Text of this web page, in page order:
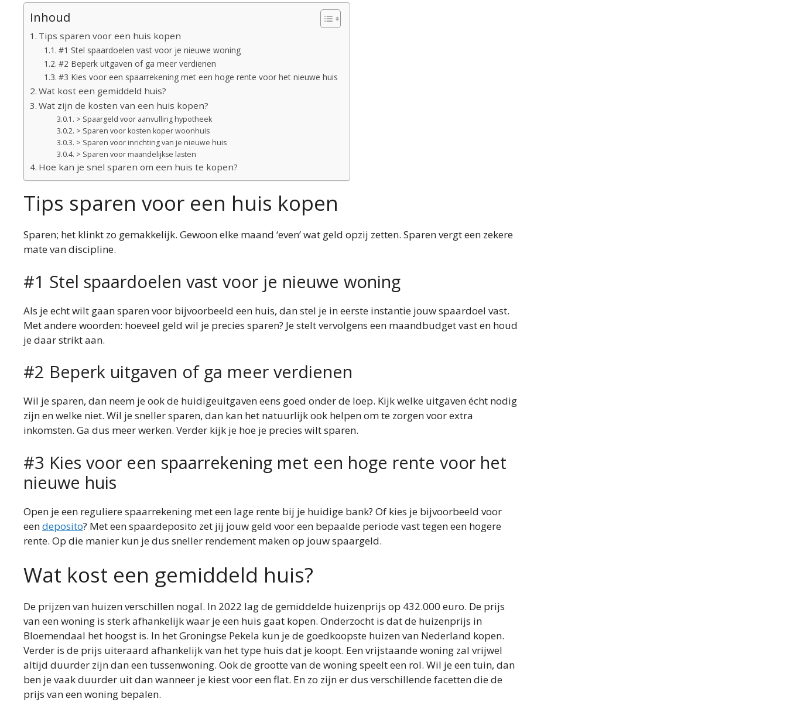
Inhoud
Tips sparen voor een huis kopen
#1 Stel spaardoelen vast voor je nieuwe woning
#2 Beperk uitgaven of ga meer verdienen
#3 Kies voor een spaarrekening met een hoge rente voor het nieuwe huis
Wat kost een gemiddeld huis?
Wat zijn de kosten van een huis kopen?
> Spaargeld voor aanvulling hypotheek
> Sparen voor kosten koper woonhuis
> Sparen voor inrichting van je nieuwe huis
> Sparen voor maandelijkse lasten
Hoe kan je snel sparen om een huis te kopen?
Tips sparen voor een huis kopen
Sparen; het klinkt zo gemakkelijk. Gewoon elke maand ‘even’ wat geld opzij zetten. Sparen vergt een zekere
mate van discipline.
#1 Stel spaardoelen vast voor je nieuwe woning
Als je echt wilt gaan sparen voor bijvoorbeeld een huis, dan stel je in eerste instantie jouw spaardoel vast.
Met andere woorden: hoeveel geld wil je precies sparen? Je stelt vervolgens een maandbudget vast en houd
je daar strikt aan.
#2 Beperk uitgaven of ga meer verdienen
Wil je sparen, dan neem je ook de huidigeuitgaven eens goed onder de loep. Kijk welke uitgaven écht nodig
zijn en welke niet. Wil je sneller sparen, dan kan het natuurlijk ook helpen om te zorgen voor extra
inkomsten. Ga dus meer werken. Verder kijk je hoe je precies wilt sparen.
#3 Kies voor een spaarrekening met een hoge rente voor het
nieuwe huis
Open je een reguliere spaarrekening met een lage rente bij je huidige bank? Of kies je bijvoorbeeld voor
eendeposito? Met een spaardeposito zet jij jouw geld voor een bepaalde periode vast tegen een hogere
rente. Op die manier kun je dus sneller rendement maken op jouw spaargeld.
Wat kost een gemiddeld huis?
De prijzen van huizen verschillen nogal. In 2022 lag de gemiddelde huizenprijs op 432.000 euro. De prijs
van een woning is sterk afhankelijk waar je een huis gaat kopen. Onderzocht is dat de huizenprijs in
Bloemendaal het hoogst is. In het Groningse Pekela kun je de goedkoopste huizen van Nederland kopen.
Verder is de prijs uiteraard afhankelijk van het type huis dat je koopt. Een vrijstaande woning zal vrijwel
altijd duurder zijn dan een tussenwoning. Ook de grootte van de woning speelt een rol. Wil je een tuin, dan
ben je vaak duurder uit dan wanneer je kiest voor een flat. En zo zijn er dus verschillende facetten die de
prijs van een woning bepalen.